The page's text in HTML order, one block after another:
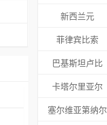
新西兰元
菲律宾比索
巴基斯坦卢比
卡塔尔里亚尔
塞尔维亚第纳尔